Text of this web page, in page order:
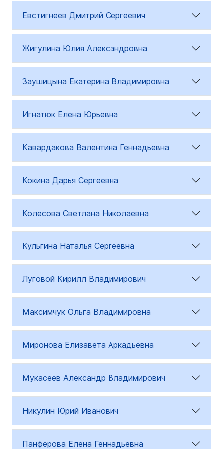
Евстигнеев Дмитрий Сергеевич
Жигулина Юлия Александровна
Заушицына Екатерина Владимировна
Игнатюк Елена Юрьевна
Кавардакова Валентина Геннадьевна
Кокина Дарья Сергеевна
Колесова Светлана Николаевна
Кульгина Наталья Сергеевна
Луговой Кирилл Владимирович
Максимчук Ольга Владимировна
Миронова Елизавета Аркадьевна
Мукасеев Александр Владимирович
Никулин Юрий Иванович
Панферова Елена Геннадьевна